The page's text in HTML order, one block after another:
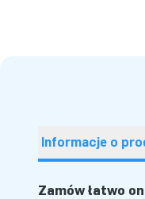
Informacje o
Zamów łatwo